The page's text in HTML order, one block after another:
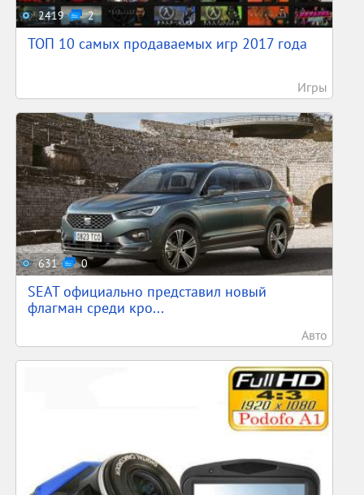
2419 2
ТОП 10 самых продаваемых игр 2017 года
Игры
631 0
SEAT официально представил новый
флагман среди кро...
Авто